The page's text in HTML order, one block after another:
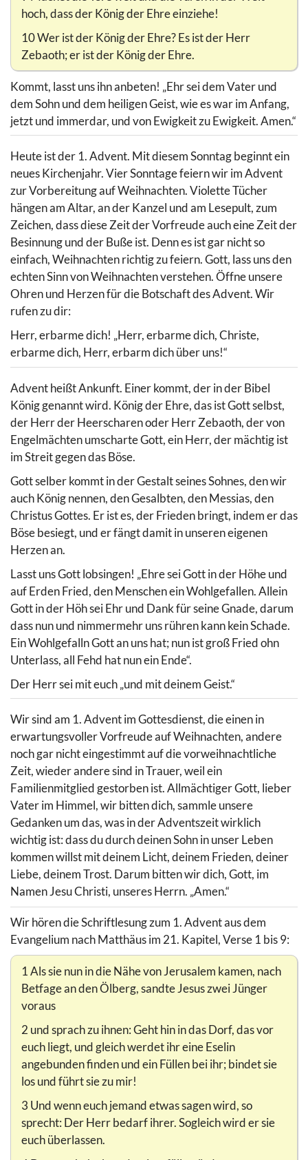
hoch, dass der König der Ehre einziehe!
10 Wer ist der König der Ehre? Es ist der Herr
Zebaoth; er ist der König der Ehre.
Kommt, lasst uns ihn anbeten! „Ehr sei dem Vater und
dem Sohn und dem heiligen Geist, wie es war im Anfang,
jetzt und immerdar, und von Ewigkeit zu Ewigkeit. Amen.“
Heute ist der 1. Advent. Mit diesem Sonntag beginnt ein
neues Kirchenjahr. Vier Sonntage feiern wir im Advent
zur Vorbereitung auf Weihnachten. Violette Tücher
hängen am Altar, an der Kanzel und am Lesepult, zum
Zeichen, dass diese Zeit der Vorfreude auch eine Zeit der
Besinnung und der Buße ist. Denn es ist gar nicht so
einfach, Weihnachten richtig zu feiern. Gott, lass uns den
echten Sinn von Weihnachten verstehen. Öffne unsere
Ohren und Herzen für die Botschaft des Advent. Wir
rufen zu dir:
Herr, erbarme dich! „Herr, erbarme dich, Christe,
erbarme dich, Herr, erbarm dich über uns!“
Advent heißt Ankunft. Einer kommt, der in der Bibel
König genannt wird. König der Ehre, das ist Gott selbst,
der Herr der Heerscharen oder Herr Zebaoth, der von
Engelmächten umscharte Gott, ein Herr, der mächtig ist
im Streit gegen das Böse.
Gott selber kommt in der Gestalt seines Sohnes, den wir
auch König nennen, den Gesalbten, den Messias, den
Christus Gottes. Er ist es, der Frieden bringt, indem er das
Böse besiegt, und er fängt damit in unseren eigenen
Herzen an.
Lasst uns Gott lobsingen! „Ehre sei Gott in der Höhe und
auf Erden Fried, den Menschen ein Wohlgefallen. Allein
Gott in der Höh sei Ehr und Dank für seine Gnade, darum
dass nun und nimmermehr uns rühren kann kein Schade.
Ein Wohlgefalln Gott an uns hat; nun ist groß Fried ohn
Unterlass, all Fehd hat nun ein Ende“.
Der Herr sei mit euch „und mit deinem Geist.“
Wir sind am 1. Advent im Gottesdienst, die einen in
erwartungsvoller Vorfreude auf Weihnachten, andere
noch gar nicht eingestimmt auf die vorweihnachtliche
Zeit, wieder andere sind in Trauer, weil ein
Familienmitglied gestorben ist. Allmächtiger Gott, lieber
Vater im Himmel, wir bitten dich, sammle unsere
Gedanken um das, was in der Adventszeit wirklich
wichtig ist: dass du durch deinen Sohn in unser Leben
kommen willst mit deinem Licht, deinem Frieden, deiner
Liebe, deinem Trost. Darum bitten wir dich, Gott, im
Namen Jesu Christi, unseres Herrn. „Amen.“
Wir hören die Schriftlesung zum 1. Advent aus dem
Evangelium nach Matthäus im 21. Kapitel, Verse 1 bis 9:
1 Als sie nun in die Nähe von Jerusalem kamen, nach
Betfage an den Ölberg, sandte Jesus zwei Jünger
voraus
2 und sprach zu ihnen: Geht hin in das Dorf, das vor
euch liegt, und gleich werdet ihr eine Eselin
angebunden finden und ein Füllen bei ihr; bindet sie
los und führt sie zu mir!
3 Und wenn euch jemand etwas sagen wird, so
sprecht: Der Herr bedarf ihrer. Sogleich wird er sie
euch überlassen.